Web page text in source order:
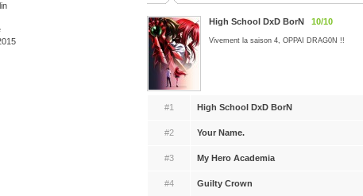
High School DxD BorN 10/10
Vivement la saison 4, OPPAI DRAG0N !!
#1 High School DxD BorN
#2 Your Name.
#3 My Hero Academia
#4 Guilty Crown